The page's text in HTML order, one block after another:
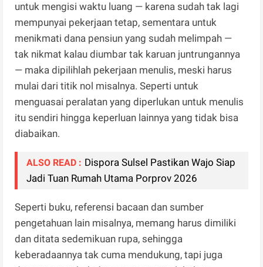
untuk mengisi waktu luang — karena sudah tak lagi
mempunyai pekerjaan tetap, sementara untuk
menikmati dana pensiun yang sudah melimpah —
tak nikmat kalau diumbar tak karuan juntrungannya
— maka dipilihlah pekerjaan menulis, meski harus
mulai dari titik nol misalnya. Seperti untuk
menguasai peralatan yang diperlukan untuk menulis
itu sendiri hingga keperluan lainnya yang tidak bisa
diabaikan.
ALSO READ : Dispora Sulsel Pastikan Wajo Siap
Jadi Tuan Rumah Utama Porprov 2026
Seperti buku, referensi bacaan dan sumber
pengetahuan lain misalnya, memang harus dimiliki
dan ditata sedemikuan rupa, sehingga
keberadaannya tak cuma mendukung, tapi juga